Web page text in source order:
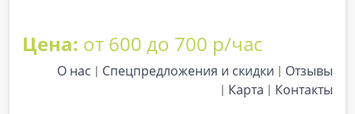
Цена: от 600 до 700 р/час
О нас Спецпредложения и скидки
Отзывы
Карта
Контакты